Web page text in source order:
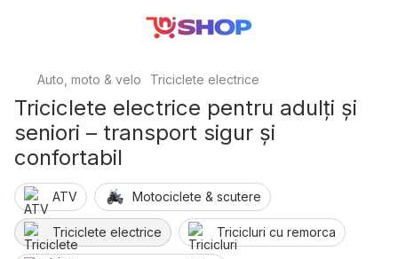
Auto, moto & velo Triciclete electrice
Triciclete electrice pentru adulți și
seniori – transport sigur și
confortabil
ATV Motociclete & scutere
Triciclete electrice Tricicluri cu remorca